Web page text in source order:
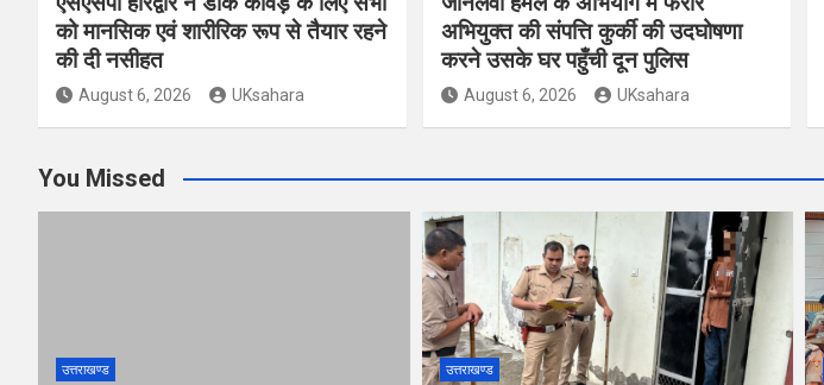
को मानसिक एवं शारीरिक रूप से तैयार रहने
की दी नसीहत
August 6, 2026 UKsahara
अभियुक्त की संपत्ति कुर्की की उदघोषणा
करने उसके घर पहुँची दून पुलिस
August 6, 2026 UKsahara
You Missed
उत्तराखण्ड उत्तराखण्ड